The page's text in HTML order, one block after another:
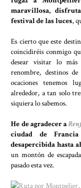
maravillosa,
festival de las luces,
Es cierto que este
coincidiréis conmigo
desear visitar lo más
renombre, destinos
ocaciones tenemos
alrededor, a tan solo
siquiera lo sabemos.
He de agradecer a
ciudad de
desapercibida hasta
un montón de
pasado esta vez.